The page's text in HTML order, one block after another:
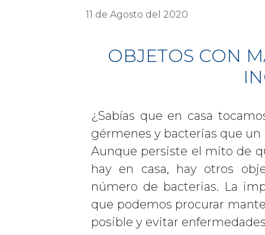
11 de Agosto del 2020
OBJETOS CON
¿Sabías que en casa
gérmenes y bacterias que un
Aunque persiste el mito de
hay en casa, hay otros
número de bacterias. La
que podemos procurar
posible y evitar